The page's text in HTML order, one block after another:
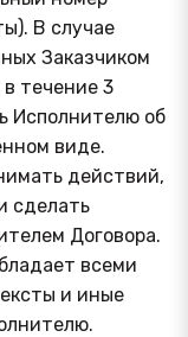
В случае
Заказчиком
течение 3
Исполнителю об
виде.
действий,
сделать
Договора.
всеми
и иные